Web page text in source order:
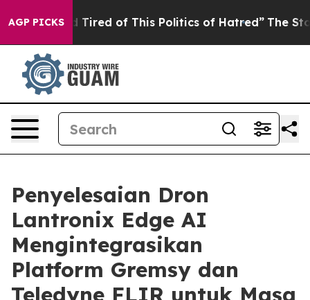
AGP PICKS
Tired of This Politics of Hatred” The Story Behind
Penyelesaian Dron
Lantronix Edge AI
Mengintegrasikan
Platform Gremsy dan
Teledyne FLIR untuk Masa